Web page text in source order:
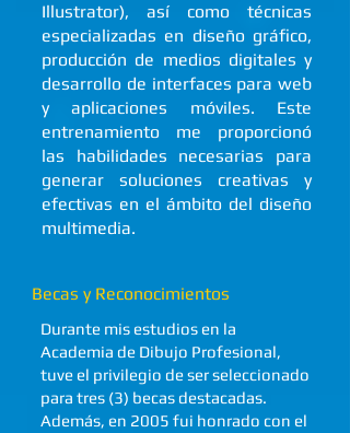
Illustrator), así como técnicas
especializadas en diseño gráfico,
producción de medios digitales y
desarrollo de interfaces para web
y aplicaciones móviles. Este
entrenamiento me proporcionó
las habilidades necesarias para
generar soluciones creativas y
efectivas en el ámbito del diseño
multimedia.
Becas y Reconocimientos
Durante mis estudios en la
Academia de Dibujo Profesional,
tuve el privilegio de ser seleccionado
para tres (3) becas destacadas.
Además, en 2005 fui honrado con el